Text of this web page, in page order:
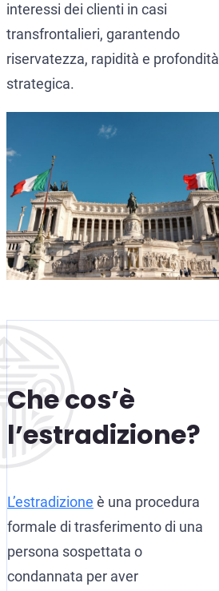
interessi dei clienti in casi
transfrontalieri, garantendo
riservatezza, rapidità e profondità
strategica.
Che cos’è
l’estradizione?
L’estradizione è una procedura
formale di trasferimento di una
persona sospettata o
condannata per aver